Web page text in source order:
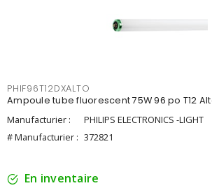
PHIF96T12DXALTO
Ampoule tube fluorescent 75W 96 po T12
Manufacturier :
PHILIPS ELECTRONICS -LIGHT
# Manufacturier : 372821
En inventaire